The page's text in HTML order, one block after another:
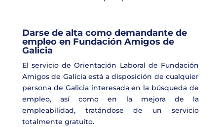
Darse de alta como demandante de
empleo en Fundación Amigos de
Galicia
El servicio de Orientación Laboral de Fundación
Amigos de Galicia está a disposición de cualquier
persona de Galicia interesada en la búsqueda de
empleo, así como en la mejora de la
empleabilidad, tratándose de un servicio
totalmente gratuito.